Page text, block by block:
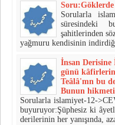
Soru:Göklerde
Sorularla
süresindeki
şahitlerinden
yağmuru kendisinin
İnsan Derisine
günü
Teâlâ'mn bu
Bunun
Sorularla islamiyet-12-
buyuruyor:Şüphesiz ki
derileri­nin her yanışında,